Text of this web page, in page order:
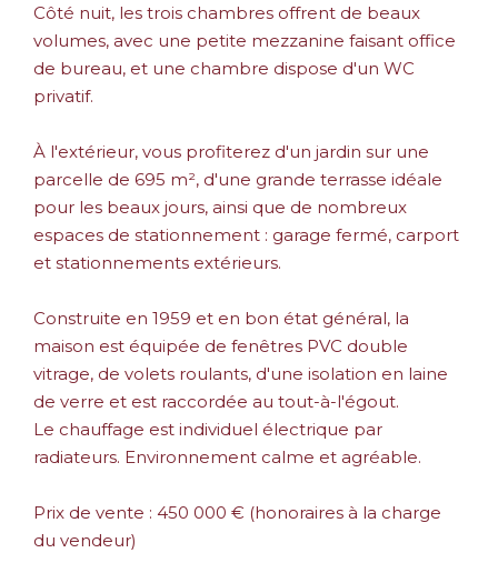
Côté nuit, les trois chambres offrent de beaux
volumes, avec une petite mezzanine faisant office
de bureau, et une chambre dispose d'un WC
privatif.
À l'extérieur, vous profiterez d'un jardin sur une
parcelle de 695 m², d'une grande terrasse idéale
pour les beaux jours, ainsi que de nombreux
espaces de stationnement : garage fermé, carport
et stationnements extérieurs.
Construite en 1959 et en bon état général, la
maison est équipée de fenêtres PVC double
vitrage, de volets roulants, d'une isolation en laine
de verre et est raccordée au tout-à-l'égout.
Le chauffage est individuel électrique par
radiateurs. Environnement calme et agréable.
Prix de vente : 450 000 € (honoraires à la charge
du vendeur)